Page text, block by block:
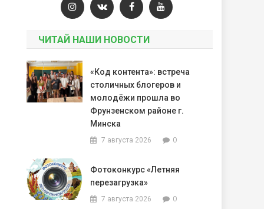
ЧИТАЙ НАШИ НОВОСТИ
«Код контента»: встреча
столичных блогеров и
молодёжи прошла во
Фрунзенском районе г.
Минска
7 августа 2026 0
Фотоконкурс «Летняя
перезагрузка»
7 августа 2026 0